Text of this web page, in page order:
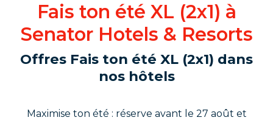
Fais ton été XL (2x1) à
Senator Hotels & Resorts
Offres Fais ton été XL (2x1) dans
nos hôtels
Maximise ton été : réserve avant le 27 août et